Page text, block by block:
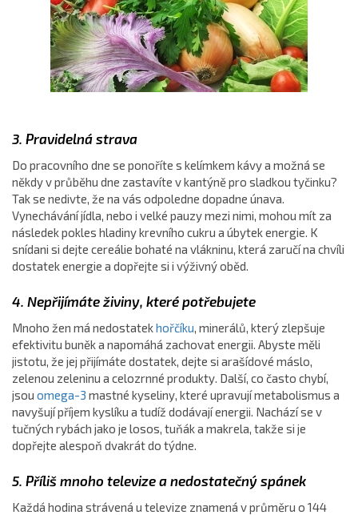
3. Pravidelná strava
Do pracovního dne se ponoříte s kelímkem kávy a možná se
někdy v průběhu dne zastavíte v kantýně pro sladkou tyčinku?
Tak se nedivte, že na vás odpoledne dopadne únava.
Vynechávání jídla, nebo i velké pauzy mezi nimi, mohou mít za
následek pokles hladiny krevního cukru a úbytek energie. K
snídani si dejte cereálie bohaté na vlákninu, která zaručí na chvíli
dostatek energie a dopřejte si i výživný oběd.
4. Nepřijímáte živiny, které potřebujete
Mnoho žen má nedostatekhořčíku, minerálů, který zlepšuje
efektivitu buněk a napomáhá zachovat energii. Abyste měli
jistotu, že jej přijímáte dostatek, dejte si arašídové máslo,
zelenou zeleninu a celozrnné produkty. Další, co často chybí,
jsou omega-3 mastné kyseliny, které upravují metabolismus a
navyšují příjem kyslíku a tudíž dodávají energii. Nachází se v
tučných rybách jako je losos, tuňák a makrela, takže si je
dopřejte alespoň dvakrát do týdne.
5. Příliš mnoho televize a nedostatečný spánek
Každá hodina strávená u televize znamená v průměru o 144